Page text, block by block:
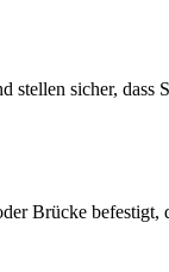
stellen sicher, dass
Brücke befestigt,